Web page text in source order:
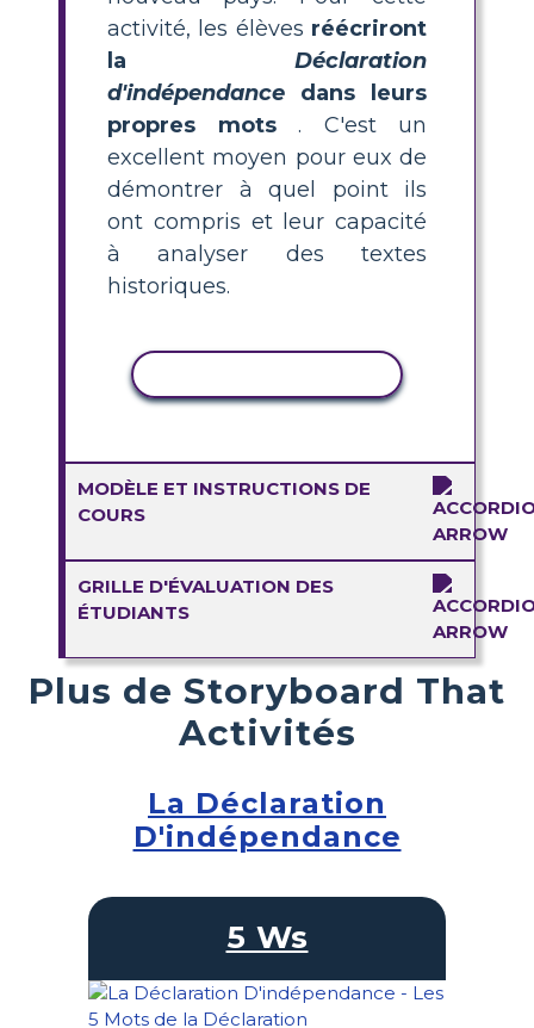
activité, les élèves réécriront
la Déclaration
d'indépendance dans leurs
propres mots. C'est un
excellent moyen pour eux de
démontrer à quel point ils
ont compris et leur capacité
à analyser des textes
historiques.
MODÈLE ET INSTRUCTIONS DE
COURS
GRILLE D'ÉVALUATION DES
ÉTUDIANTS
Plus de Storyboard That
Activités
La Déclaration
D'indépendance
5 Ws